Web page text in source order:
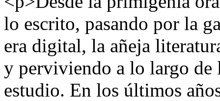
lo escrito, pasando por la
era digital, la añeja
y perviviendo a lo largo de
estudio. En los últimos